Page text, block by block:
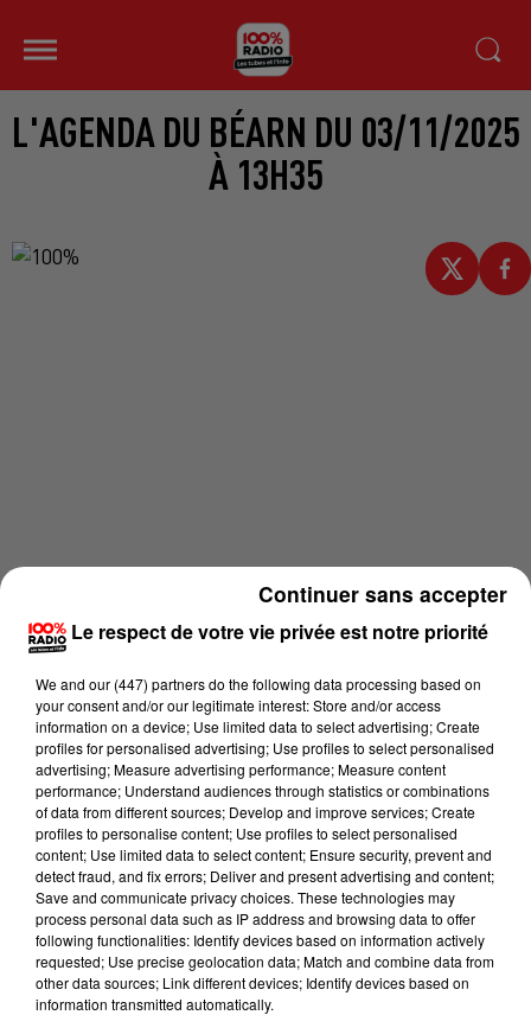
L'AGENDA DU BÉARN DU 03/11/2025
À 13H35
Lecture (1 min 16 sec)
100%
Le respect de votre vie privée est notre priorité
We and our (447) partnersdo the following data processing based on
your consent and/or our legitimate interest: Store and/or access
information on a device; Use limited data to select advertising; Create
profiles for personalised advertising; Use profiles to select personalised
advertising; Measure advertising performance; Measure content
performance; Understand audiences through statistics or combinations
of data from different sources; Develop and improve services; Create
profiles to personalise content; Use profiles to select personalised
content; Use limited data to select content; Ensure security, prevent and
detect fraud, and fix errors; Deliver and present advertising and content;
Save and communicate privacy choices. These technologies may
process personal data such as IP address and browsing data to offer
following functionalities: Identify devices based on information actively
requested; Use precise geolocation data; Match and combine data from
other data sources; Link different devices; Identify devices based on
information transmitted automatically.
Continuer sans accepter